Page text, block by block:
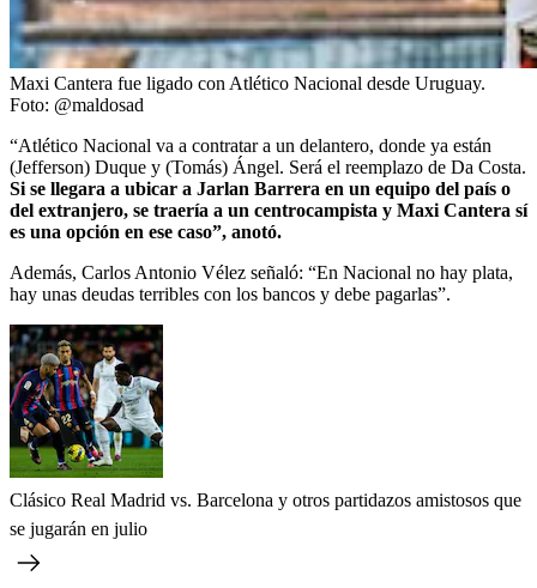
Maxi Cantera fue ligado con Atlético Nacional desde Uruguay.
Foto: @maldosad
“Atlético Nacional va a contratar a un delantero, donde ya están
(Jefferson) Duque y (Tomás) Ángel. Será el reemplazo de Da Costa.
Si se llegara a ubicar a Jarlan Barrera en un equipo del país o
del extranjero, se traería a un centrocampista y Maxi Cantera sí
es una opción en ese caso”, anotó.
Además, Carlos Antonio Vélez señaló: “En Nacional no hay plata,
hay unas deudas terribles con los bancos y debe pagarlas”.
Clásico Real Madrid vs. Barcelona y otros partidazos amistosos que
se jugarán en julio